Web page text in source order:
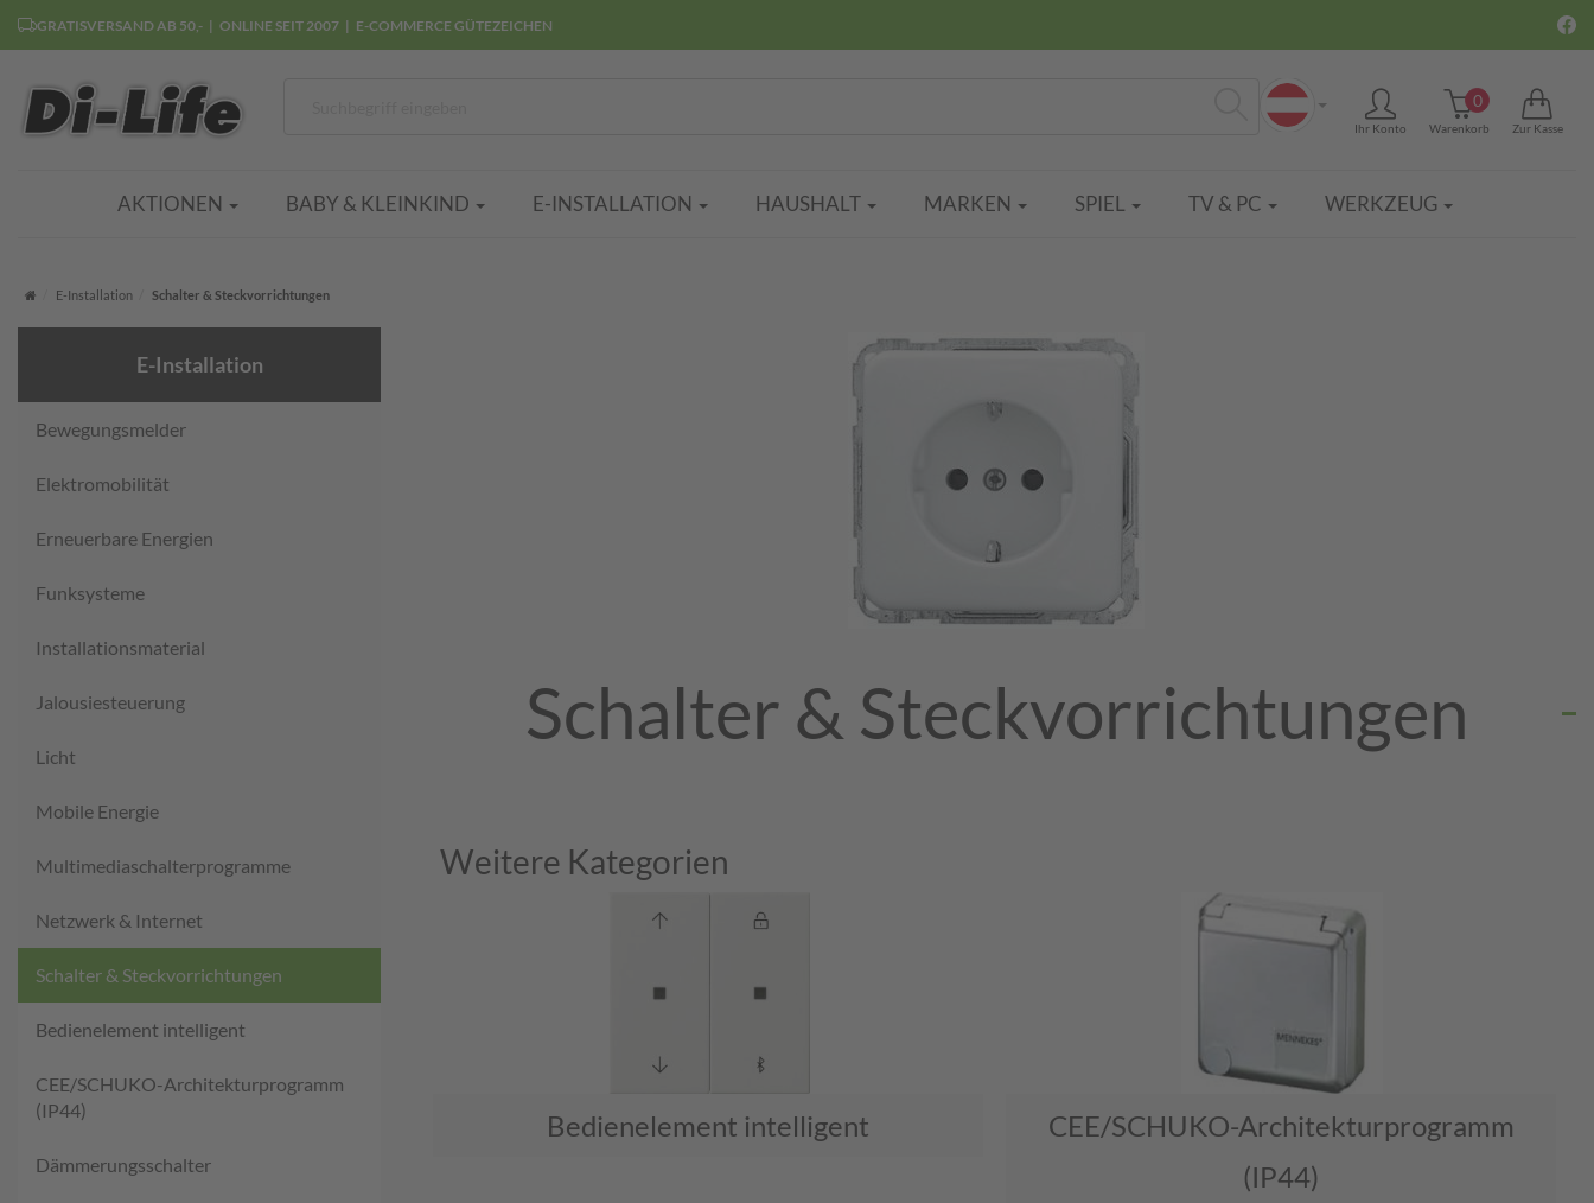
GRATISVERSAND AB 50,- ONLINE SEIT 2007 E-COMMERCE GÜTEZEICHEN
Suchen Ihr Konto Warenkorb
0
Zur Kasse
AKTIONEN BABY & KLEINKIND E-INSTALLATION HAUSHALT MARKEN SPIEL TV & PC WERKZEUG
Startseite
E-Installation Schalter & Steckvorrichtungen
E-Installation
Bewegungsmelder
Elektromobilität
Erneuerbare Energien
Funksysteme
Installationsmaterial
Jalousiesteuerung
Licht
Mobile Energie
Multimediaschalterprogramme
Netzwerk & Internet
Schalter & Steckvorrichtungen
Bedienelement intelligent
CEE/SCHUKO-Architekturprogramm
(IP44)
Dämmerungsschalter
Schalter & Steckvorrichtungen
Weitere Kategorien
Bedienelement intelligent
CEE/SCHUKO-Architekturprogramm
(IP44)